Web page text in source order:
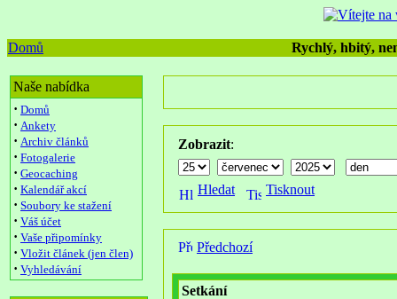
Domů Rychlý, hbitý,
Naše nabídka
· Domů
· Ankety
· Archiv článků
· Fotogalerie
· Geocaching
· Kalendář akcí
· Soubory ke stažení
· Váš účet
· Vaše připomínky
· Vložit článek (jen člen)
· Vyhledávání
Zobrazit:
Hledat Tisknout
Předchozí
Setkání